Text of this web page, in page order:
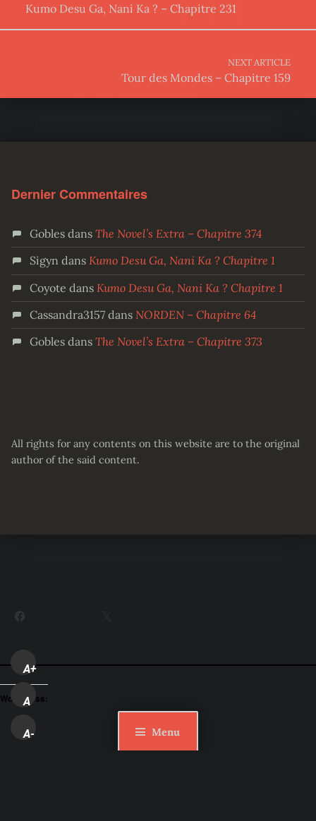
Menu
Kumo Desu Ga, Nani Ka ? – Chapitre 231
NEXT ARTICLE
Tour des Mondes – Chapitre 159
Dernier Commentaires
Goblesdans The Novel’s Extra – Chapitre 374
Sigyn dans Kumo Desu Ga, Nani Ka ? Chapitre 1
Coyote dans Kumo Desu Ga, Nani Ka ? Chapitre 1
Cassandra3157dans NORDEN – Chapitre 64
Goblesdans The Novel’s Extra – Chapitre 373
All rights for any contents on this website are to the original
author of the said content.
A+
A
A-
WordPress: